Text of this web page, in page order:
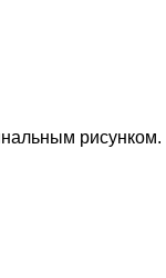
рисунком.